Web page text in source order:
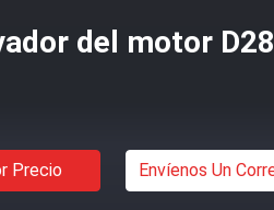
del motor
Precio Envíenos Un